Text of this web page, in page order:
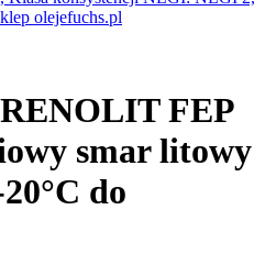
FEP
smar litowy
do